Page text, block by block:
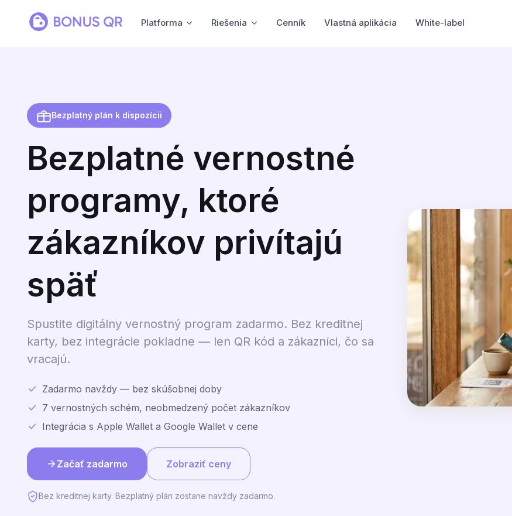
Platforma Riešenia Cenník Vlastná aplikácia White-label
Bezplatný plán k dispozícii
Bezplatné vernostné
programy, ktoré
zákazníkov privítajú
späť
Spustite digitálny vernostný program zadarmo. Bez kreditnej
karty, bez integrácie pokladne — len QR kód a zákazníci, čo sa
vracajú.
Zadarmo navždy — bez skúšobnej doby
7 vernostných schém, neobmedzený počet zákazníkov
Integrácia s Apple Wallet a Google Wallet v cene
Začať zadarmo Zobraziť ceny
Bez kreditnej karty. Bezplatný plán zostane navždy zadarmo.